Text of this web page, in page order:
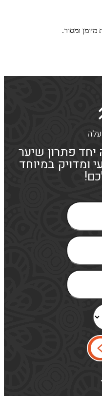
מיומן ומסור.
יחד פתרון שיער
ומדויק במיוחד